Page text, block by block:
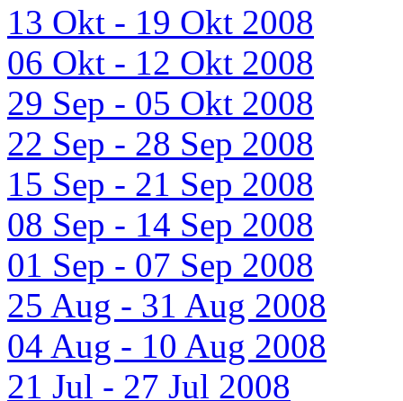
13 Okt - 19 Okt 2008
06 Okt - 12 Okt 2008
29 Sep - 05 Okt 2008
22 Sep - 28 Sep 2008
15 Sep - 21 Sep 2008
08 Sep - 14 Sep 2008
01 Sep - 07 Sep 2008
25 Aug - 31 Aug 2008
04 Aug - 10 Aug 2008
21 Jul - 27 Jul 2008